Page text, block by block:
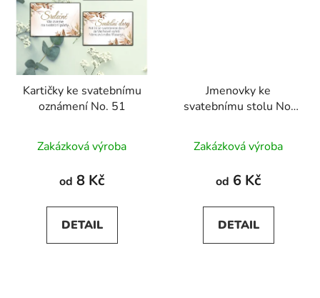
Kartičky ke svatebnímu
oznámení No. 51
hodnocení
produktu
5,0
z
Zakázková výroba
od 8 Kč
DETAIL
Jmenovky ke
svatebnímu stolu No.
Zakázková výroba
od 6 Kč
DETAIL